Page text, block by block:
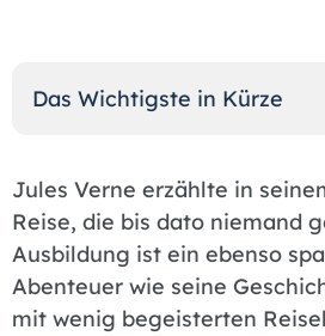
Das Wichtigste in Kürze
Jules Verne erzählte in
Reise, die bis dato niemand
Ausbildung ist ein ebenso
Abenteuer wie seine
mit wenig begeisterten